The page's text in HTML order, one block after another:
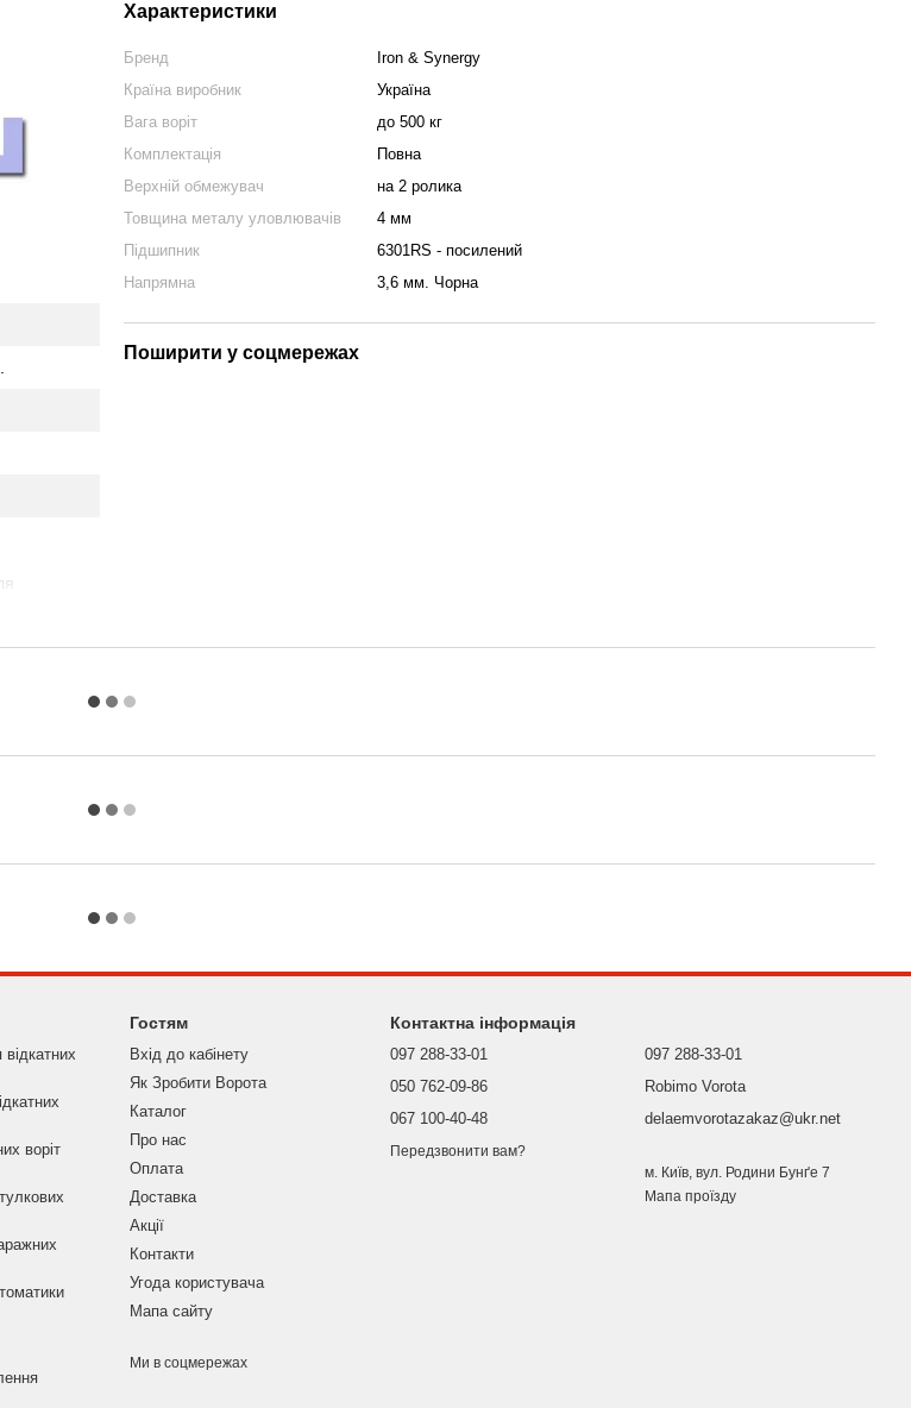
Характеристики
Бренд
Iron & Synergy
Країна виробник
Україна
Вага воріт
до 500 кг
Комплектація
Повна
Верхній обмежувач
на 2 ролика
Товщина металу уловлювачів
4 мм
Підшипник
6301RS - посилений
Напрямна
3,6 мм. Чорна
Поширити у соцмережах
воріт
Гостям
Вхід до кабінету
Як Зробити Ворота
Каталог
Про нас
Оплата
Доставка
Акції
Контакти
Угода користувача
Мапа сайту
Ми в соцмережах
Контактна інформація
097 288-33-01
050 762-09-86
067 100-40-48
Передзвонити вам?
097 288-33-01
Robimo Vorota
delaemvorotazakaz@ukr.net
м. Київ, вул. Родини Бунґе 7
Мапа проїзду